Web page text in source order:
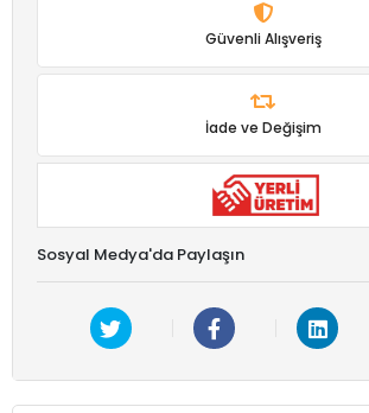
Güvenli Alışveriş
İade ve Değişim
Sosyal Medya'da Paylaşın